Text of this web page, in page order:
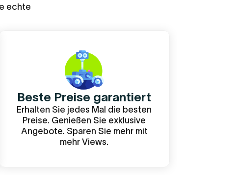
echte
Beste Preise garantiert
Erhalten Sie jedes Mal die besten
Preise. Genießen Sie exklusive
Angebote. Sparen Sie mehr mit
mehr Views.